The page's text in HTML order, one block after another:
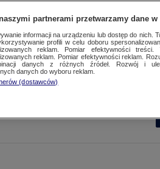
partnerami przetwarzamy dane
informacji na urządzeniu lub dostęp do nich.
profili w celu doboru
reklam. Pomiar efektywności
reklam. Pomiar efektywności reklam.
danych z różnych źródeł. Rozwój i
danych do wyboru reklam.
(dostawców)